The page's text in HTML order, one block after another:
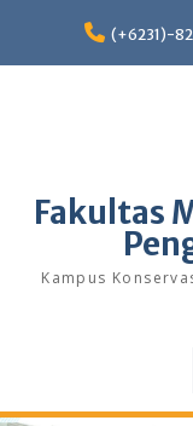
content
(+6231)-
Fakultas
Kampus